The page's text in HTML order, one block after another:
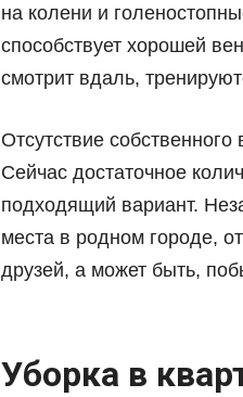
на колени и
способствует хорошей
смотрит вдаль,
Отсутствие
Сейчас достаточное
подходящий вариант.
места в родном городе,
друзей, а может быть,
Уборка в